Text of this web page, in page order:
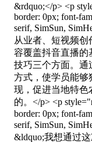
&rdquo;</p> <p
border: 0px; font-
serif, SimSun,
从业者、短视频
容覆盖抖音直播的
技巧三个方面。通
方式，使学员能够
现，促进当地特色
的。</p> <p
border: 0px; font-
serif, SimSun,
&ldquo;我想通过